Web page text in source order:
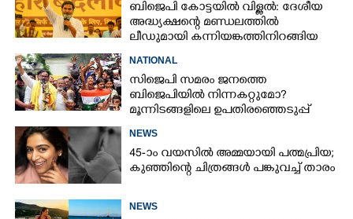
ബിജെപി കോട്ടയിൽ വിള്ളൽ: ദേശീയ
അദ്ധ്യക്ഷന്റെ മണ്ഡലത്തിൽ
ലീഡുമായി കന്നിയങ്കത്തിനിറങ്ങിയ
പ്രശാന്ത് കിഷോർ
NATIONAL
സിജെപി സമരം ജനത്തെ
ബിജെപിയിൽ നിന്നകറ്റുമോ?
മൂന്നിടങ്ങളിലെ ഉപതിരഞ്ഞെടുപ്പ്
ഫലം ഇന്ന്
NEWS
45-ാം വയസിൽ അമ്മയായി പത്മപ്രിയ;
കുഞ്ഞിന്റെ ചിത്രങ്ങൾ പങ്കുവച്ച് താരം
NEWS